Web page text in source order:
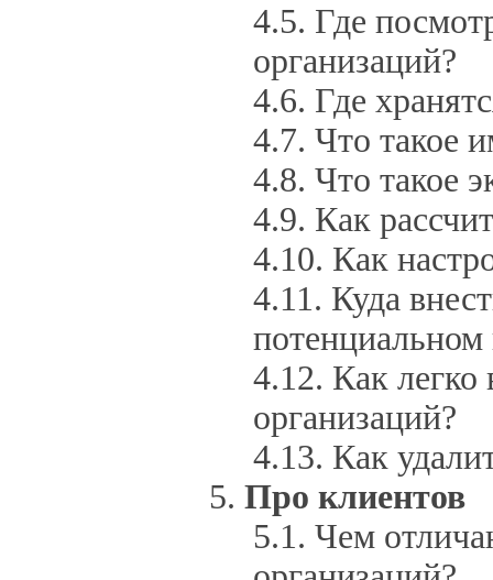
Где
организаций?
Где
Что такое
Что такое
Как
Как
Куда
потенциальном
Как легко
организаций?
Как
Про клиентов
Чем